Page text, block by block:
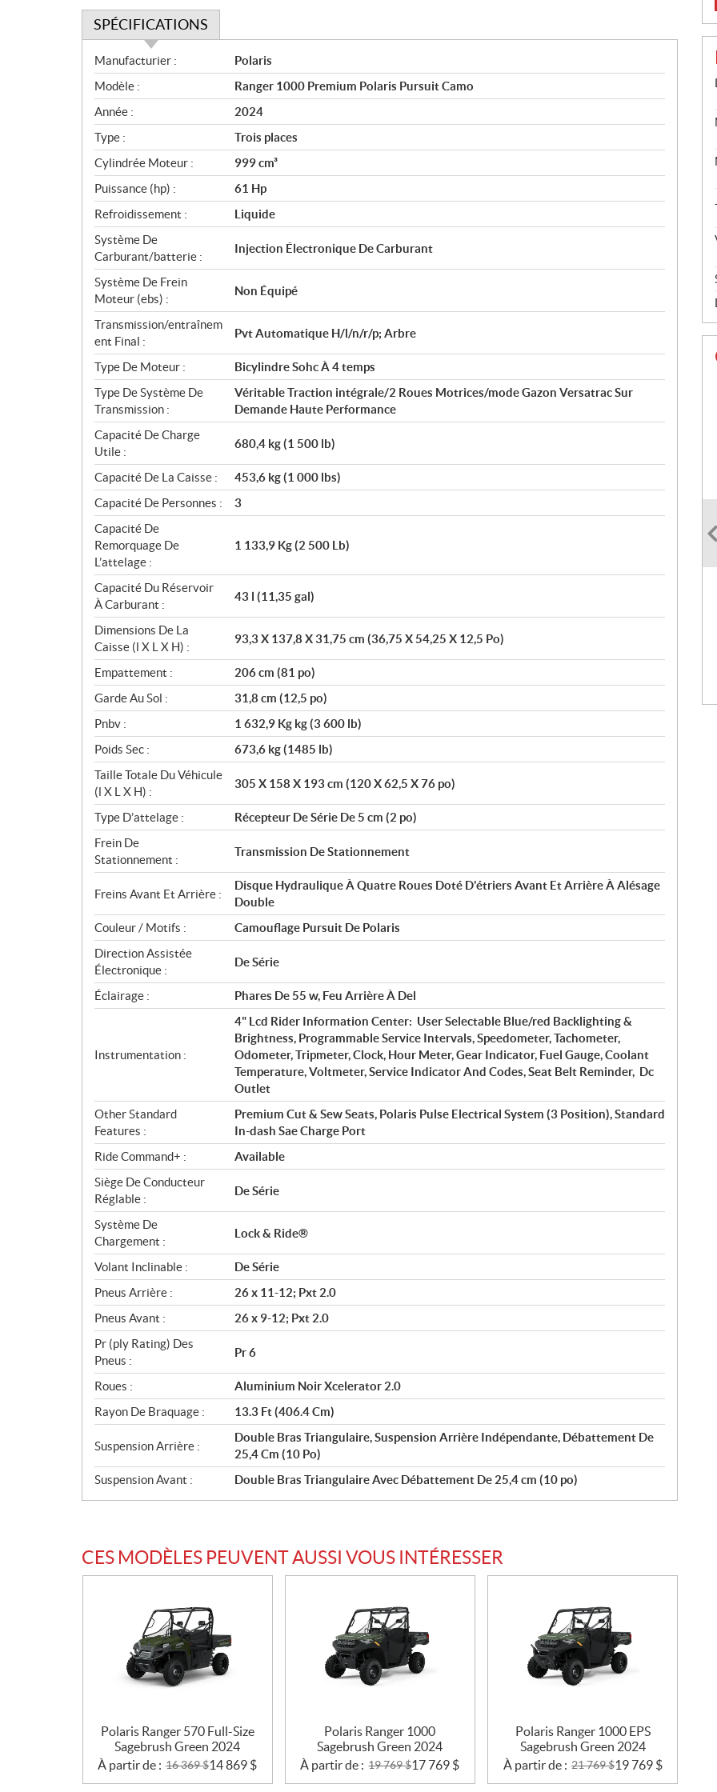
SPÉCIFICATIONS
S
p
é
c
i
f
i
c
a
t
i
o
n
s
Manufacturier :
Polaris
Modèle :
Ranger 1000 Premium Polaris Pursuit Camo
Année :
2024
Type :
Trois places
Cylindrée Moteur :
999 cm³
Puissance (hp) :
61 Hp
Refroidissement :
Liquide
Système De
Carburant/batterie :
Injection Électronique De Carburant
Système De Frein
Moteur (ebs) :
Non Équipé
Transmission/entraînem
ent Final :
Pvt Automatique H/l/n/r/p; Arbre
Type De Moteur :
Bicylindre Sohc À 4 temps
Type De Système De
Transmission :
Véritable Traction intégrale/2 Roues Motrices/mode Gazon Versatrac Sur
Demande Haute Performance
Capacité De Charge
Utile :
680,4 kg (1 500 lb)
Capacité De La Caisse :
453,6 kg (1 000 lbs)
Capacité De Personnes :
3
Capacité De
Remorquage De
L’attelage :
1 133,9 Kg (2 500 Lb)
Capacité Du Réservoir
À Carburant :
43 l (11,35 gal)
Dimensions De La
Caisse (l X L X H) :
93,3 X 137,8 X 31,75 cm (36,75 X 54,25 X 12,5 Po)
Empattement :
206 cm (81 po)
Garde Au Sol :
31,8 cm (12,5 po)
Pnbv :
1 632,9 Kg kg (3 600 lb)
Poids Sec :
673,6 kg (1485 lb)
Taille Totale Du Véhicule
(l X L X H) :
305 X 158 X 193 cm (120 X 62,5 X 76 po)
Type D’attelage :
Récepteur De Série De 5 cm (2 po)
Frein De
Stationnement :
Transmission De Stationnement
Freins Avant Et Arrière :
Disque Hydraulique À Quatre Roues Doté D'étriers Avant Et Arrière À Alésage
Double
Couleur / Motifs :
Camouflage Pursuit De Polaris
Direction Assistée
Électronique :
De Série
Éclairage : Phares De 55 w, Feu Arrière À Del
Instrumentation :
4" Lcd Rider Information Center: User Selectable Blue/red Backlighting &
Brightness, Programmable Service Intervals, Speedometer, Tachometer,
Odometer, Tripmeter, Clock, Hour Meter, Gear Indicator, Fuel Gauge, Coolant
Temperature, Voltmeter, Service Indicator And Codes, Seat Belt Reminder, Dc
Outlet
Other Standard
Features :
Premium Cut & Sew Seats, Polaris Pulse Electrical System (3 Position), Standard
In-dash Sae Charge Port
Ride Command+ :
Available
Siège De Conducteur
Réglable :
De Série
Système De
Chargement :
Lock & Ride®
Volant Inclinable :
De Série
Pneus Arrière :
26 x 11-12; Pxt 2.0
Pneus Avant :
26 x 9-12; Pxt 2.0
Pr (ply Rating) Des
Pneus :
Pr 6
Roues :
Aluminium Noir Xcelerator 2.0
Rayon De Braquage :
13.3 Ft (406.4 Cm)
Suspension Arrière :
Double Bras Triangulaire, Suspension Arrière Indépendante, Débattement De
25,4 Cm (10 Po)
Suspension Avant :
Double Bras Triangulaire Avec Débattement De 25,4 cm (10 po)
CES MODÈLES PEUVENT AUSSI VOUS INTÉRESSER
Polaris Ranger 570 Full-Size
Sagebrush Green 2024
À partir de : 16 369$14 869 $
Polaris Ranger 1000
Sagebrush Green 2024
À partir de : 19 769$17 769 $
Polaris Ranger 1000 EPS
Sagebrush Green 2024
À partir de : 21 769$19 769 $